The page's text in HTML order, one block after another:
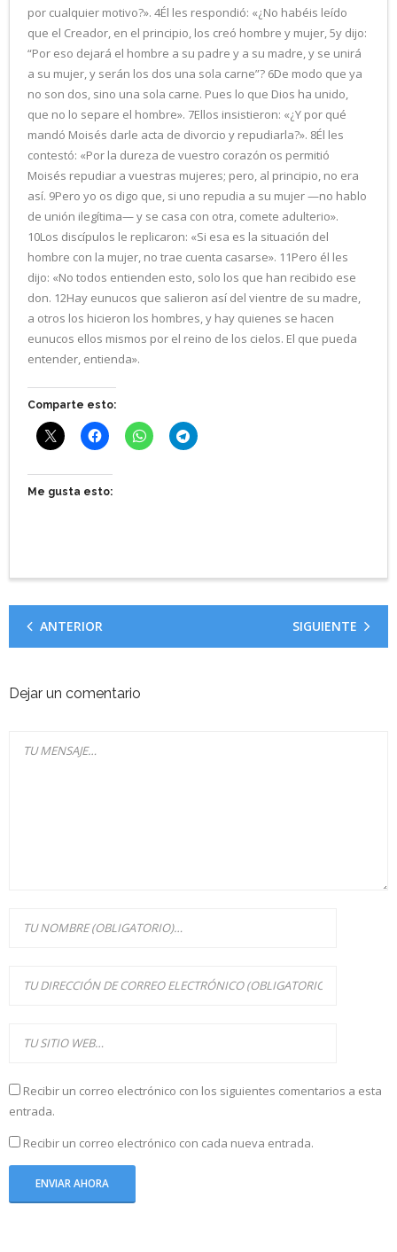
por cualquier motivo?». 4Él les respondió: «¿No habéis leído
que el Creador, en el principio, los creó hombre y mujer, 5y dijo:
“Por eso dejará el hombre a su padre y a su madre, y se unirá
a su mujer, y serán los dos una sola carne”? 6De modo que ya
no son dos, sino una sola carne. Pues lo que Dios ha unido,
que no lo separe el hombre». 7Ellos insistieron: «¿Y por qué
mandó Moisés darle acta de divorcio y repudiarla?». 8Él les
contestó: «Por la dureza de vuestro corazón os permitió
Moisés repudiar a vuestras mujeres; pero, al principio, no era
así. 9Pero yo os digo que, si uno repudia a su mujer —no hablo
de unión ilegítima— y se casa con otra, comete adulterio».
10Los discípulos le replicaron: «Si esa es la situación del
hombre con la mujer, no trae cuenta casarse». 11Pero él les
dijo: «No todos entienden esto, solo los que han recibido ese
don. 12Hay eunucos que salieron así del vientre de su madre,
a otros los hicieron los hombres, y hay quienes se hacen
eunucos ellos mismos por el reino de los cielos. El que pueda
entender, entienda».
Comparte esto:
Me gusta esto:
ANTERIOR SIGUIENTE
Dejar un comentario
Recibir un correo electrónico con los siguientes comentarios a esta
entrada.
Recibir un correo electrónico con cada nueva entrada.